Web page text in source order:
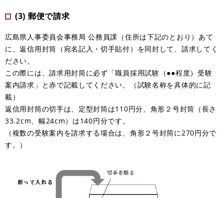
(3) 郵便で請求
広島県人事委員会事務局 公務員課（住所は下記のとおり）あて
に、返信用封筒（宛名記入・切手貼付）を同封して、請求してく
ださい。
この際には、請求用封筒に必ず「職員採用試験（●●程度）受験
案内請求」と赤で記載してください。（試験名称を具体的に記
載）
返信用封筒の切手は、定型封筒は110円分、角形２号封筒（長さ
33.2cm、幅24cm）は140円分です。
（複数の受験案内を請求する場合は、角形２号封筒に270円分で
す。）